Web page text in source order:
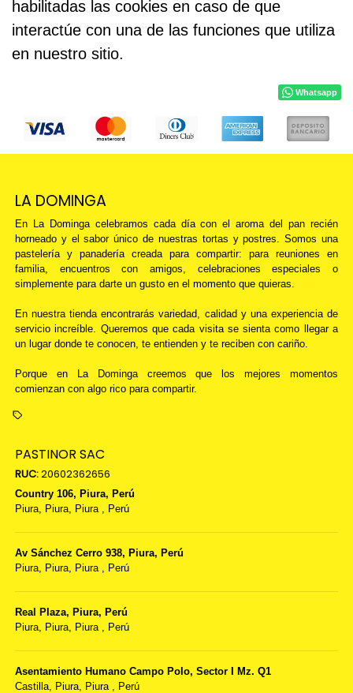
habilitadas las cookies en caso de que
interactúe con una de las funciones que utiliza
en nuestro sitio.
Whatsapp
LA DOMINGA
En La Dominga celebramos cada día con el aroma del pan recién
horneado y el sabor único de nuestras tortas y postres. Somos una
pastelería y panadería creada para compartir: para reuniones en
familia, encuentros con amigos, celebraciones especiales o
simplemente para darte un gusto en el momento que quieras.
En nuestra tienda encontrarás variedad, calidad y una experiencia de
servicio increíble. Queremos que cada visita se sienta como llegar a
un lugar donde te conocen, te entienden y te reciben con cariño.
Porque en La Dominga creemos que los mejores momentos
comienzan con algo rico para compartir.
PASTINOR SAC
RUC:20602362656
Country 106, Piura, Perú
Piura,
Piura, Piura Perú
Av Sánchez Cerro 938, Piura, Perú
Piura,
Piura, Piura Perú
Real Plaza, Piura, Perú
Piura,
Piura, Piura Perú
Asentamiento Humano Campo Polo, Sector I Mz. Q1
Castilla,
Piura, Piura Perú